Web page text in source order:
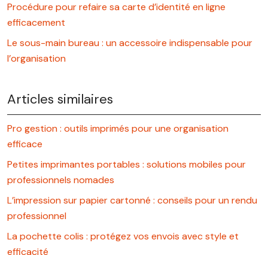
Procédure pour refaire sa carte d’identité en ligne
efficacement
Le sous-main bureau : un accessoire indispensable pour
l’organisation
Articles similaires
Pro gestion : outils imprimés pour une organisation
efficace
Petites imprimantes portables : solutions mobiles pour
professionnels nomades
L’impression sur papier cartonné : conseils pour un rendu
professionnel
La pochette colis : protégez vos envois avec style et
efficacité